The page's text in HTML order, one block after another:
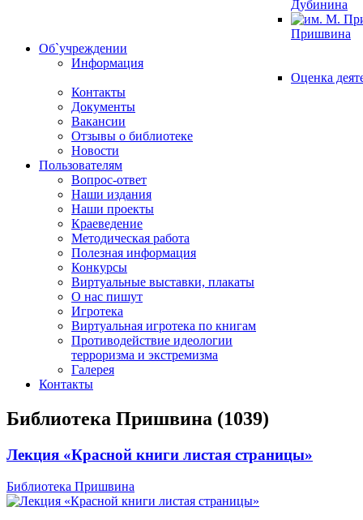
Дубинина
Пришвина
Об`учреждении
Информация
Оценка
Контакты
Документы
Вакансии
Отзывы о библиотеке
Новости
Пользователям
Вопрос-ответ
Наши издания
Наши проекты
Краеведение
Методическая работа
Полезная информация
Конкурсы
Виртуальные выставки, плакаты
О нас пишут
Игротека
Виртуальная игротека по книгам
Противодействие идеологии
терроризма и экстремизма
Галерея
Контакты
Библиотека Пришвина (1039)
Лекция «Красной книги листая страницы»
Библиотека Пришвина